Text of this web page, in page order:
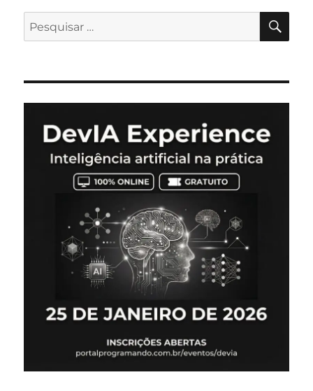
–
INTRODUÇÃO
A
Pesquisar
por: